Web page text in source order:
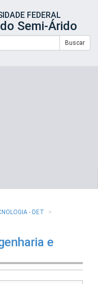
FEDERAL
Semi-Árido
Buscar
- DET
e